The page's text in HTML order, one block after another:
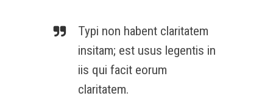
Typi non habent claritatem
insitam; est usus legentis in
iis qui facit eorum
claritatem.